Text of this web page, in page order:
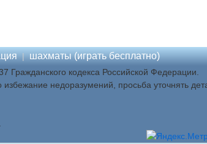
| шахматы (играть бесплатно)
кодекса Российской Федерации.
недоразумений, просьба уточнять